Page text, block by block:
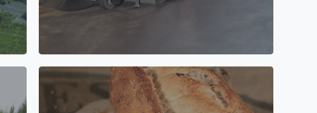
Création de site internet vitrine WordPress pour